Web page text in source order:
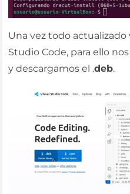
Una vez todo actualizado
Studio Code, para ello
y descargamos el .deb.